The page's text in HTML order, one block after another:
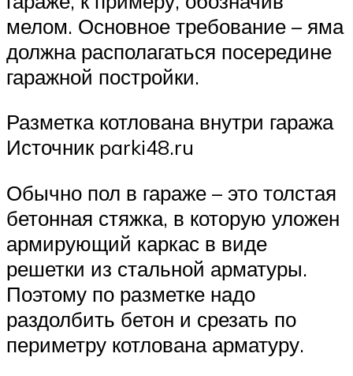
мелом. Основное требование – яма
должна располагаться посередине
гаражной постройки.
Разметка котлована внутри гаража
Источник parki48.ru
Обычно пол в гараже – это толстая
бетонная стяжка, в которую уложен
армирующий каркас в виде
решетки из стальной арматуры.
Поэтому по разметке надо
раздолбить бетон и срезать по
периметру котлована арматуру.